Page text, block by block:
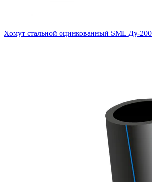
Хомут стальной оцинкованный SML Ду-